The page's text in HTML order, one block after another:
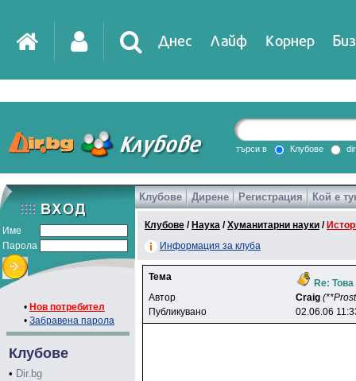
Днес Лайф Корнер
DirTV Impressio
Games
търси в Клубове
Име
Парола
• Нов потребител
• Забравена парола
Клубове
• Dir.bg
Клубове Дирене Регистрация Кой е
Клубове / Наука /Хуманитарни науки /
Информация за клуба
Тема
Re:
Автор
Craig
Публикувано
02.06.06